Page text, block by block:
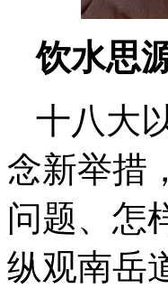
饮水思
十八大
念新举措
问题、怎
纵观南岳